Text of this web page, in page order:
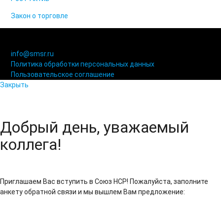
Закон о торговле
info@smsr.ru
Политика обработки персональных данных
Пользовательское соглашение
Закрыть
Добрый день, уважаемый
коллега!
Приглашаем Вас вступить в Союз НСР! Пожалуйста, заполните
анкету обратной связи и мы вышлем Вам предложение: